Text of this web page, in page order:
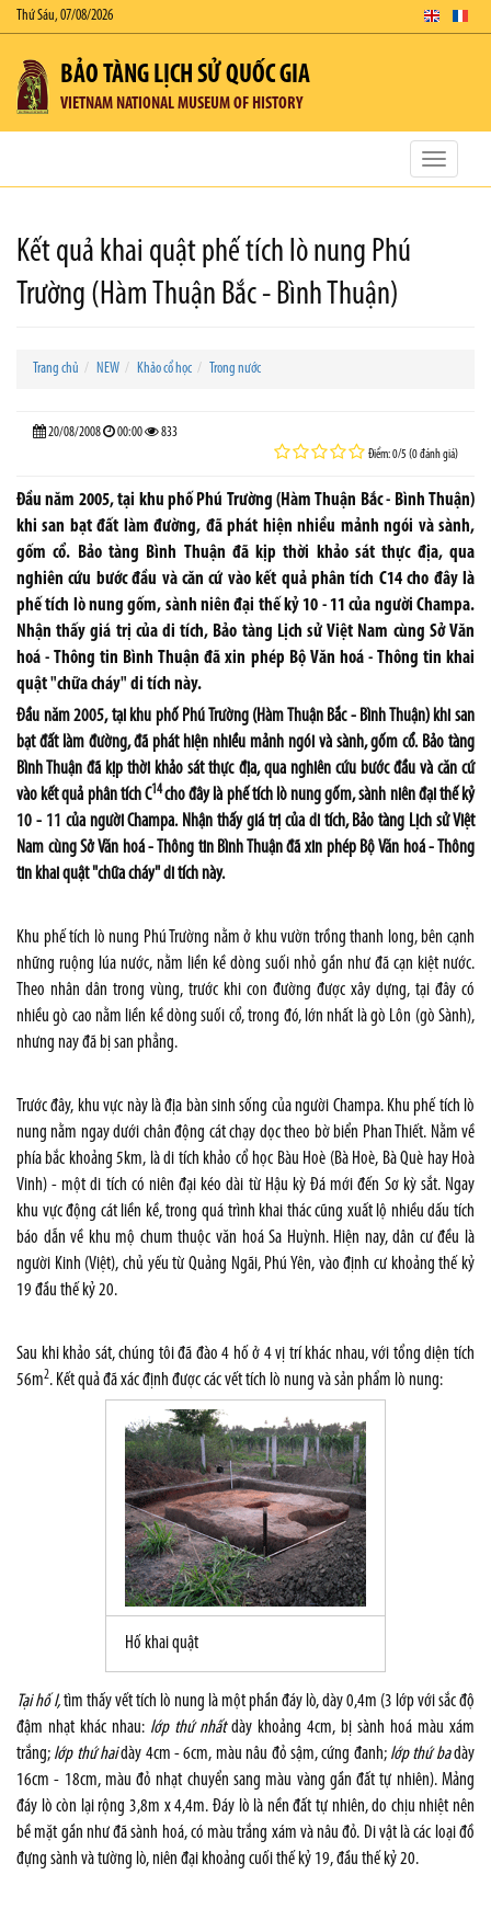
Thứ Sáu, 07/08/2026
BẢO TÀNG LỊCH SỬ QUỐC GIA
VIETNAM NATIONAL MUSEUM OF HISTORY
Toggle
Kết quả khai quật phế tích lò nung Phú
Trường (Hàm Thuận Bắc - Bình Thuận)
Trang chủ NEW Khảo cổ học Trong nước
20/08/2008 00:00 833
Điểm: 0/5 (0 đánh giá)
Đầu năm 2005, tại khu phố Phú Trường (Hàm Thuận Bắc - Bình Thuận)
khi san bạt đất làm đường, đã phát hiện nhiều mảnh ngói và sành,
gốm cổ. Bảo tàng Bình Thuận đã kịp thời khảo sát thực địa, qua
nghiên cứu bước đầu và căn cứ vào kết quả phân tích C14 cho đây là
phế tích lò nung gốm, sành niên đại thế kỷ 10 - 11 của người Champa.
Nhận thấy giá trị của di tích, Bảo tàng Lịch sử Việt Nam cùng Sở Văn
hoá - Thông tin Bình Thuận đã xin phép Bộ Văn hoá - Thông tin khai
quật "chữa cháy" di tích này.
Đầu năm 2005, tại khu phố Phú Trường (Hàm Thuận Bắc - Bình Thuận) khi san
bạt đất làm đường, đã phát hiện nhiều mảnh ngói và sành, gốm cổ. Bảo tàng
Bình Thuận đã kịp thời khảo sát thực địa, qua nghiên cứu bước đầu và căn cứ
vào kết quả phân tích C14cho đây là phế tích lò nung gốm, sành niên đại thế kỷ
10 - 11 của người Champa. Nhận thấy giá trị của di tích, Bảo tàng Lịch sử Việt
Nam cùng Sở Văn hoá - Thông tin Bình Thuận đã xin phép Bộ Văn hoá - Thông
tin khai quật "chữa cháy" di tích này.
Khu phế tích lò nung Phú Trường nằm ở khu vườn trồng thanh long, bên cạnh
những ruộng lúa nước, nằm liền kề dòng suối nhỏ gần như đã cạn kiệt nước.
Theo nhân dân trong vùng, trước khi con đường được xây dựng, tại đây có
nhiều gò cao nằm liền kề dòng suối cổ, trong đó, lớn nhất là gò Lôn (gò Sành),
nhưng nay đã bị san phẳng.
Trước đây, khu vực này là địa bàn sinh sống của người Champa. Khu phế tích lò
nung nằm ngay dưới chân động cát chạy dọc theo bờ biển Phan Thiết. Nằm về
phía bắc khoảng 5km, là di tích khảo cổ học Bàu Hoè (Bà Hoè, Bà Què hay Hoà
Vinh) - một di tích có niên đại kéo dài từ Hậu kỳ Đá mới đến Sơ kỳ sắt. Ngay
khu vực động cát liền kề, trong quá trình khai thác cũng xuất lộ nhiều dấu tích
báo dẫn về khu mộ chum thuộc văn hoá Sa Huỳnh. Hiện nay, dân cư đều là
người Kinh (Việt), chủ yếu từ Quảng Ngãi, Phú Yên, vào định cư khoảng thế kỷ
19 đầu thế kỷ 20.
Sau khi khảo sát, chúng tôi đã đào 4 hố ở 4 vị trí khác nhau, với tổng diện tích
56m2. Kết quả đã xác định được các vết tích lò nung và sản phẩm lò nung:
Hố khai quật
Tại hố I,tìm thấy vết tích lò nung là một phần đáy lò, dày 0,4m (3 lớp với sắc độ
đậm nhạt khác nhau: lớp thứ nhấtdày khoảng 4cm, bị sành hoá màu xám
trắng; lớp thứ haidày 4cm - 6cm, màu nâu đỏ sậm, cứng đanh; lớp thứ badày
16cm - 18cm, màu đỏ nhạt chuyển sang màu vàng gần đất tự nhiên). Mảng
đáy lò còn lại rộng 3,8m x 4,4m. Đáy lò là nền đất tự nhiên, do chịu nhiệt nên
bề mặt gần như đã sành hoá, có màu trắng xám và nâu đỏ. Di vật là các loại đồ
đựng sành và tường lò, niên đại khoảng cuối thế kỷ 19, đầu thế kỷ 20.